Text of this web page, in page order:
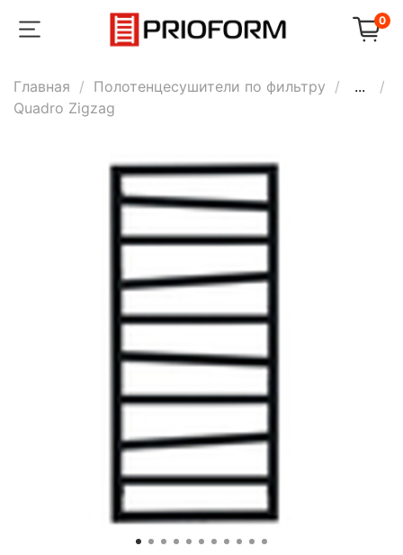
0
Главная Полотенцесушители по фильтру
...
Quadro Zigzag